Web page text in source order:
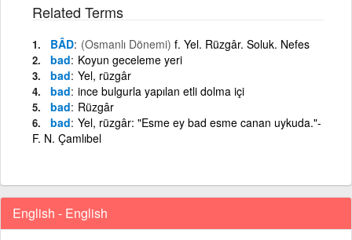
Related Terms
BÂD (Osmanlı Dönemi) f. Yel. Rüzgâr. Soluk. Nefes
bad Koyun geceleme yeri
bad Yel, rüzgâr
bad ince bulgurla yapılan etli dolma içi
bad Rüzgâr
bad Yel, rüzgâr: "Esme ey bad esme canan uykuda."-
F. N. Çamlıbel
English - English